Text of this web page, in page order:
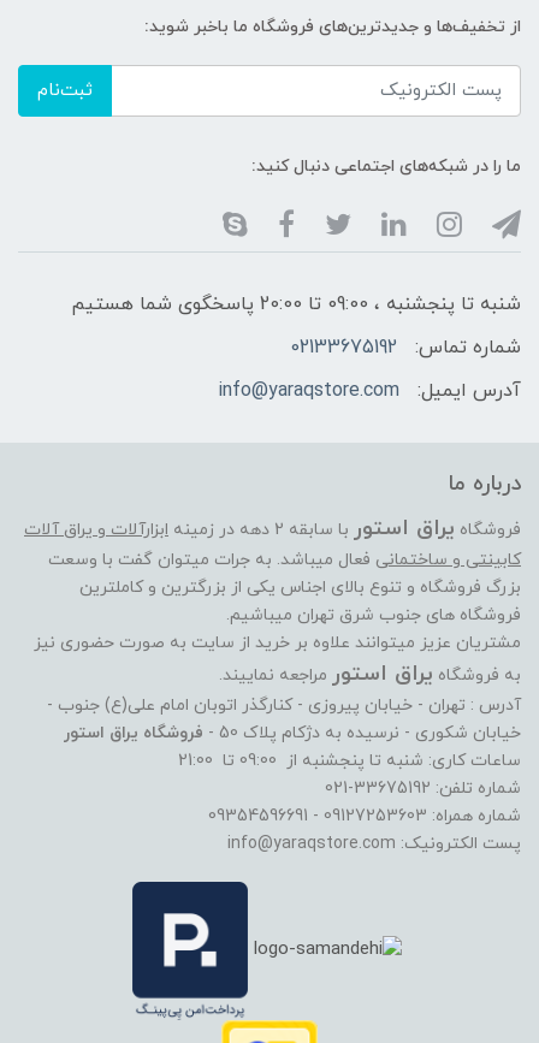
از تخفیف‌ها و جدیدترین‌های فروشگاه ما باخبر شوید:
ثبت‌نام
ما را در شبکه‌های اجتماعی دنبال کنید:
شنبه تا پنجشنبه ، 09:00 تا 20:00 پاسخگوی شما هستیم
شماره تماس:
02133675192
آدرس ایمیل:
info@yaraqstore.com
درباره ما
فروشگاه یراق استور با سابقه 2 دهه در زمینه
ابزارآلات و یراق آلات
کابینتی و ساختمانی فعال میباشد. به جرات میتوان گفت با وسعت
بزرگ فروشگاه و تنوع بالای اجناس یکی از بزرگترین و کاملترین
فروشگاه های جنوب شرق تهران میباشیم.
مشتریان عزیز میتوانند علاوه بر خرید از سایت به صورت حضوری نیز
به فروشگاه یراق استور مراجعه نماییند.
آدرس : تهران - خیابان پیروزی - کنارگذر اتوبان امام علی(ع) جنوب -
خیابان شکوری - نرسیده به دژکام پلاک 50 -
فروشگاه یراق استور
ساعات کاری: شنبه تا پنجشنبه از 09:00 تا 21:00
شماره تلفن: 33675192-021
شماره همراه: 09127253603 - 09354596691
پست الکترونیک: info@yaraqstore.com